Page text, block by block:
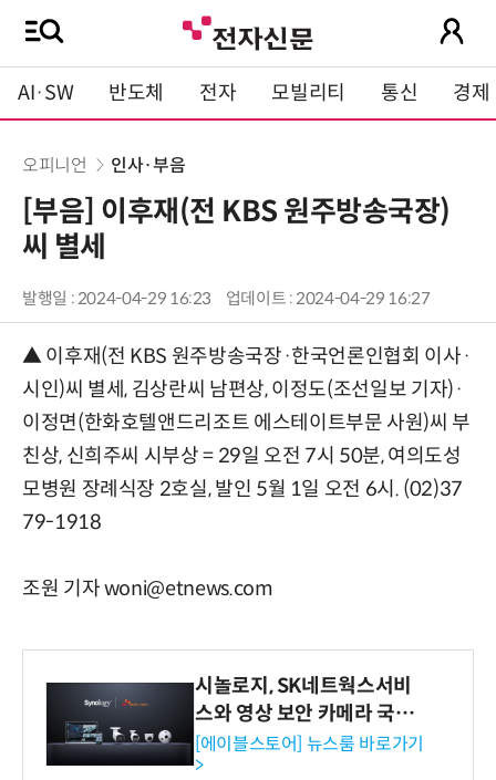
AI·SW 반도체 전자 모빌리티 통신 경제
오피니언 인사·부음
[부음] 이후재(전 KBS 원주방송국장)
씨 별세
발행일 : 2024-04-29 16:23 업데이트 : 2024-04-29 16:27
▲ 이후재(전 KBS 원주방송국장·한국언론인협회 이사·
시인)씨 별세, 김상란씨 남편상, 이정도(조선일보 기자)·
이정면(한화호텔앤드리조트 에스테이트부문 사원)씨 부
친상, 신희주씨 시부상 = 29일 오전 7시 50분, 여의도성
모병원 장례식장 2호실, 발인 5월 1일 오전 6시. (02)37
79-1918
조원 기자 woni@etnews.com
시놀로지, SK네트웍스서비
스와 영상 보안 카메라 국내
독점 판매 파트너십 체결
[에이블스토어] 뉴스룸 바로가기
>